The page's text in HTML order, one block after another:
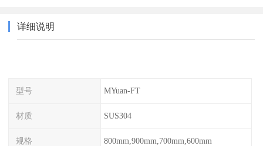
详细说明
型号 MYuan-FT
材质 SUS304
规格 800mm,900mm,700mm,600mm